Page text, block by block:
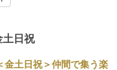
土日祝
金土日祝＞仲間で集う楽